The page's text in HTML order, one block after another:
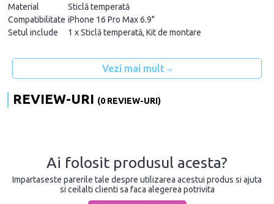
Material
Sticlă temperată
Compatibilitate iPhone 16 Pro Max 6.9"
Setul include
1 x Sticlă temperată, Kit de montare
Vezi mai mult
REVIEW-URI (0 REVIEW-URI)
Ai folosit produsul acesta?
Impartaseste parerile tale despre utilizarea acestui produs si ajuta
si ceilalti clienti sa faca alegerea potrivita